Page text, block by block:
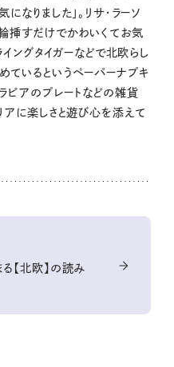
なりました」。リサ・ラーソ
挿すだけでかわいくてお気
イングタイガーなどで北欧らし
ているというペーパーナプキ
ビアのプレートなどの雑貨
アに楽しさと遊び心を添えて
【北欧】の読み